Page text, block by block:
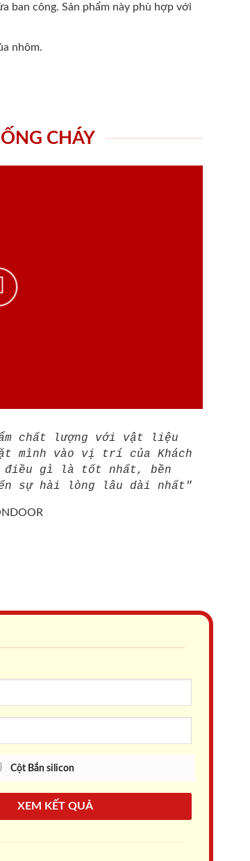
ban công. Sản phẩm này phù hợp với
nhôm.
CHÁY
chất lượng với vật liệu
mình vào vị trí của Khách
điều gì là tốt nhất, bền
sự hài lòng lâu dài nhất"
Cột Bắn silicon
XEM KẾT QUẢ